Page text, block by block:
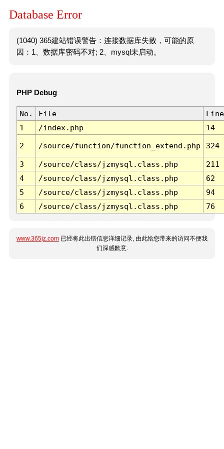
Database Error
(1040) 365建站错误警告：连接数据库失败，可能的原
因：1、数据库密码不对; 2、mysql未启动。
PHP Debug
No. File
Line
1
/index.php 14
2 /source/function/function_extend.php 324
3 /source/class/jzmysql.class.php
211
4
/source/class/jzmysql.class.php
62
5
/source/class/jzmysql.class.php
94
6
/source/class/jzmysql.class.php 76
www.365jz.com 已经将此出错信息详细记录, 由此给您带来的访问不便我
们深感歉意.